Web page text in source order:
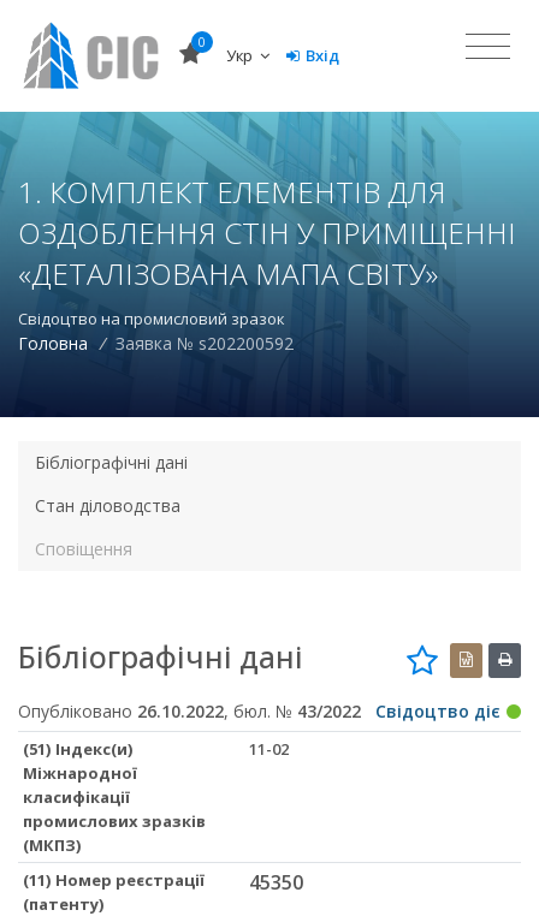
0
Укр Вхід
1. КОМПЛЕКТ ЕЛЕМЕНТІВ ДЛЯ
ОЗДОБЛЕННЯ СТІН У ПРИМІЩЕННІ
«ДЕТАЛІЗОВАНА МАПА СВІТУ»
Свідоцтво на промисловий зразок
Головна / Заявка № s202200592
Бібліографічні дані
Стан діловодства
Сповіщення
Бібліографічні дані
Опубліковано 26.10.2022, бюл. № 43/2022 Свідоцтво діє
(51) Індекс(и)
Міжнародної
класифікації
промислових зразків
(МКПЗ)
11-02
(11) Номер реєстрації
(патенту)
45350